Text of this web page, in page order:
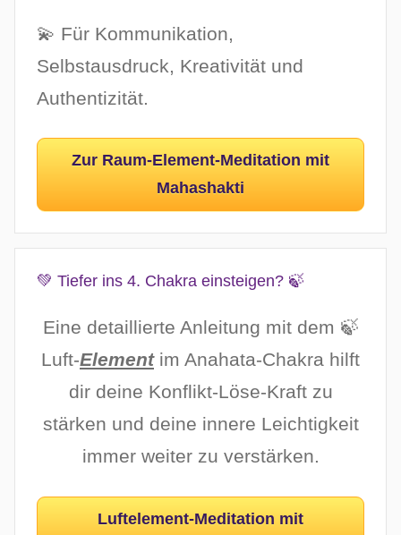
💫 Für Kommunikation,
Selbstausdruck, Kreativität und
Authentizität.
Zur Raum-Element-Meditation mit
Mahashakti
💚 Tiefer ins 4. Chakra einsteigen? 🍃
Eine detaillierte Anleitung mit dem 🍃
Luft-Elementim Anahata-Chakra hilft
dir deine Konflikt-Löse-Kraft zu
stärken und deine innere Leichtigkeit
immer weiter zu verstärken.
Luftelement-Meditation mit